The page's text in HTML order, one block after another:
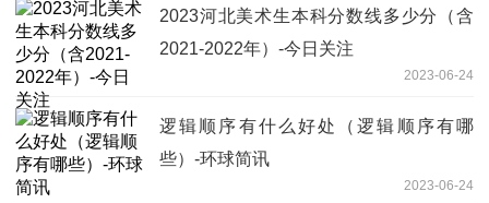
2023河北美术生本科分数线多少分（含
2021-2022年）-今日关注
2023-06-24
逻辑顺序有什么好处（逻辑顺序有哪
些）-环球简讯
2023-06-24